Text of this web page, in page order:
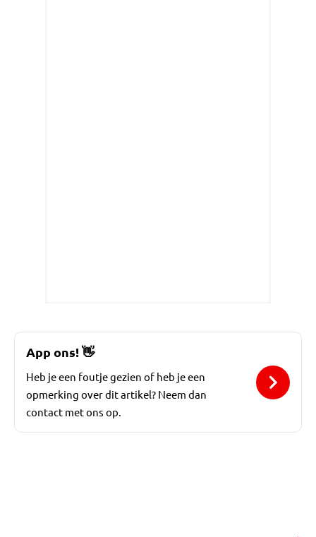
App ons!👋
Heb je een foutje gezien of heb je een
opmerking over dit artikel? Neem dan
contact met ons op.